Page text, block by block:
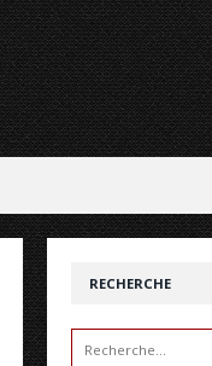
RECHERCHE